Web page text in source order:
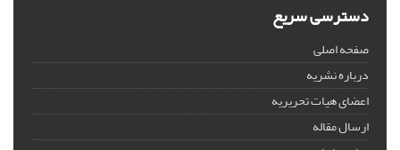
دسترسی سریع
صفحه اصلی
درباره نشریه
اعضای هیات تحریریه
ارسال مقاله